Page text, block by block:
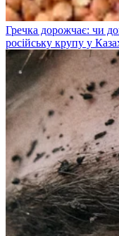
Гречка дорожчає: чи
російську крупу у